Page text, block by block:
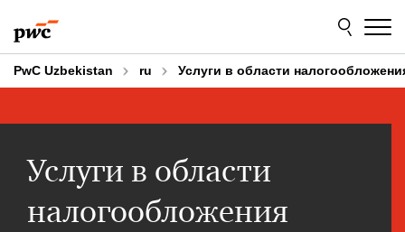
to
content
to
footer
PwC Uzbekistan ru Услуги в области
Услуги в области
налогообложения